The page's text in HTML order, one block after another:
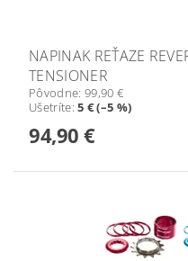
NAPINAK REŤAZE
TENSIONER
Pôvodne: 99,90 €
Ušetríte:5 € (–5 %)
94,90 €